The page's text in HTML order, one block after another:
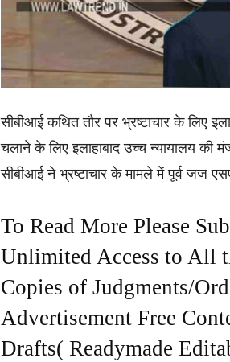
सीबीआई कथित तौर पर भ्रष्टाचार के लिए
चलाने के लिए इलाहाबाद उच्च न्यायालय की
सीबीआई ने भ्रष्टाचार के मामले में पूर्व जज
To Read More Please
Unlimited Access to All
Copies of Judgments/
Advertisement Free
Drafts( Readymade